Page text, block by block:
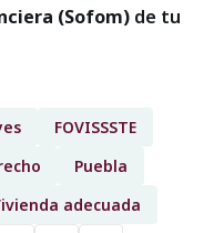
(Sofom) de tu
FOVISSSTE
Puebla
adecuada